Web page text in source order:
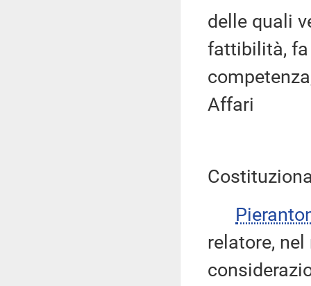
delle quali
fattibilità, fa
Affari
relatore,